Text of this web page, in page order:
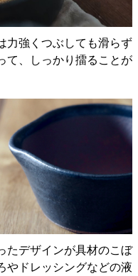
力強くつぶしても滑らず
て、しっかり擂ることが
たデザインが具材のこぼ
やドレッシングなどの液